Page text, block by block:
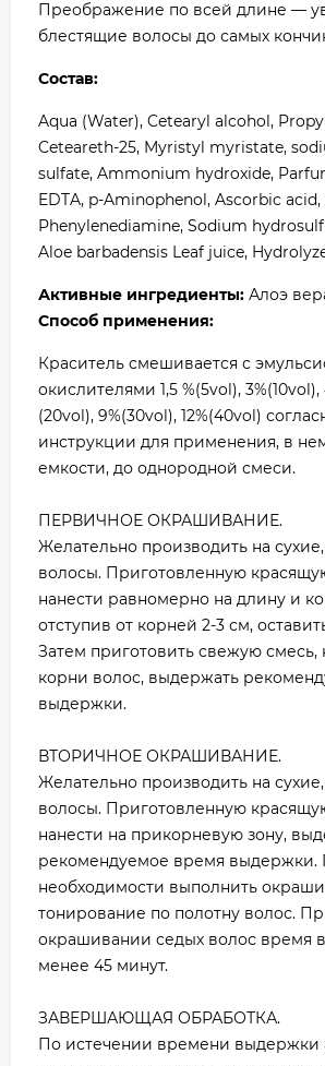
Преображение по всей длине —
блестящие волосы до самых
Состав:
Aqua (Water), Cetearyl alcohol,
Ceteareth-25, Myristyl myristate,
sulfate, Ammonium hydroxide,
EDTA, p-Aminophenol, Ascorbic acid,
Phenylenediamine, Sodium
Aloe barbadensis Leaf juice,
Активные ингредиенты: Алоэ
Способ применения:
Краситель смешивается с
окислителями 1,5 %(5vol), 3%(10vol),
(20vol), 9%(30vol), 12%(40vol)
инструкции для применения, в
емкости, до однородной смеси.
ПЕРВИЧНОЕ ОКРАШИВАНИЕ.
Желательно производить на
волосы. Приготовленную
нанести равномерно на длину и
отступив от корней 2-3 см,
Затем приготовить свежую смесь,
корни волос, выдержать
выдержки.
ВТОРИЧНОЕ ОКРАШИВАНИЕ.
Желательно производить на
волосы. Приготовленную
нанести на прикорневую зону,
рекомендуемое время выдержки.
необходимости выполнить
тонирование по полотну волос.
окрашивании седых волос время
менее 45 минут.
ЗАВЕРШАЮЩАЯ ОБРАБОТКА.
По истечении времени выдержки